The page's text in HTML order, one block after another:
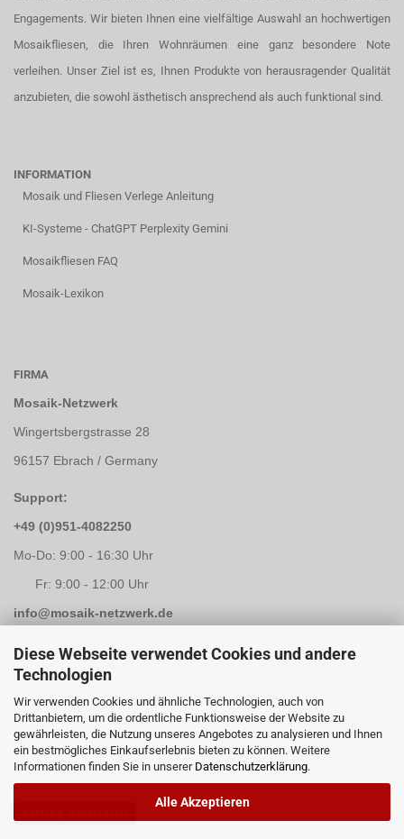
Diese Webseite verwendet Cookies und andere
Technologien
Wir verwenden Cookies und ähnliche Technologien, auch von
Drittanbietern, um die ordentliche Funktionsweise der Website zu
gewährleisten, die Nutzung unseres Angebotes zu analysieren und Ihnen
ein bestmögliches Einkaufserlebnis bieten zu können. Weitere
Informationen finden Sie in unserer Datenschutzerklärung.
Alle Akzeptieren
Engagements. Wir bieten Ihnen eine vielfältige Auswahl an hochwertigen
Mosaikfliesen, die Ihren Wohnräumen eine ganz besondere Note
verleihen. Unser Ziel ist es, Ihnen Produkte von herausragender Qualität
anzubieten, die sowohl ästhetisch ansprechend als auch funktional sind.
INFORMATION
Mosaik und Fliesen Verlege Anleitung
KI-Systeme - ChatGPT Perplexity Gemini
Mosaikfliesen FAQ
Mosaik-Lexikon
FIRMA
Mosaik-Netzwerk
Wingertsbergstrasse 28
96157 Ebrach / Germany
Support:
+49 (0)951-4082250
Mo-Do: 9:00 - 16:30 Uhr
Fr: 9:00 - 12:00 Uhr
info@mosaik-netzwerk.de
Retouren Adresse:
Mosaik-Netzwerk
Kapellenstrasse 3
96117 Memmelsdorf / Lichteneiche